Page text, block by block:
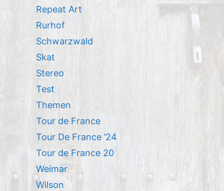
Repeat Art
Rurhof
Schwarzwald
Skat
Stereo
Test
Themen
Tour de France
Tour De France ’24
Tour de France 20
Weimar
Wilson